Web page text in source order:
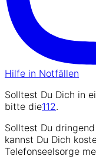
Hilfe in Notfällen
Solltest Du Dich in
bitte die112.
Solltest Du
kannst Du Dich
Telefonseelsorge